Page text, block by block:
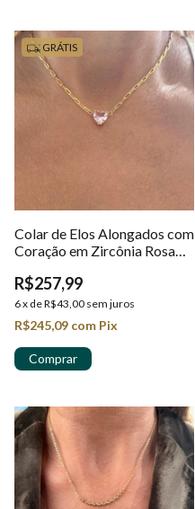
GRÁTIS
Colar de Elos Alongados com
Coração em Zircônia Rosa
R$257,99
6x deR$43,00 sem juros
R$245,09 com Pix